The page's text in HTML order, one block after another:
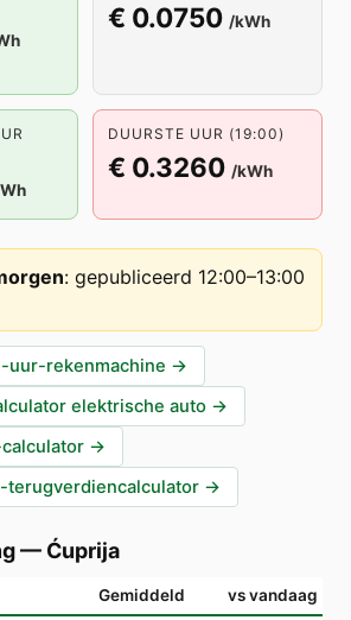
€ 0.0750 /kWh
DUURSTE UUR (19:00)
€ 0.3260 /kWh
: gepubliceerd 12:00–13:00
uur-rekenmachine →
elektrische auto →
→
terugverdiencalculator →
— Ćuprija
Gemiddeld vs vandaag